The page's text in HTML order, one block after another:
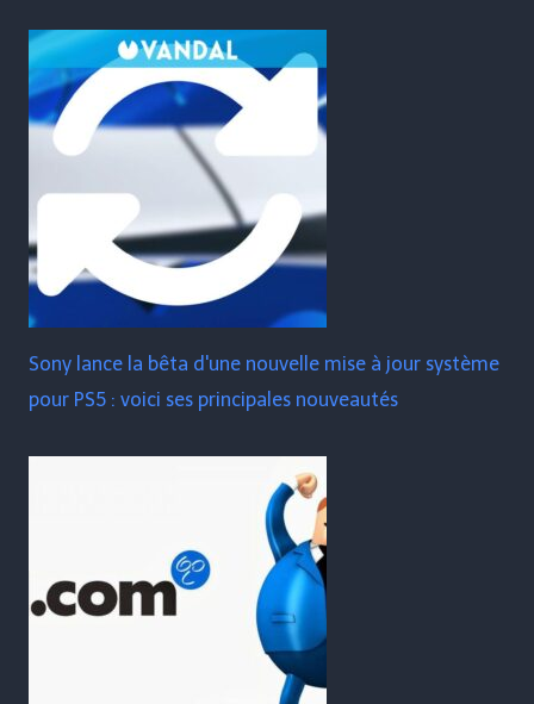
Sony lance la bêta d'une nouvelle mise à jour système
pour PS5 : voici ses principales nouveautés